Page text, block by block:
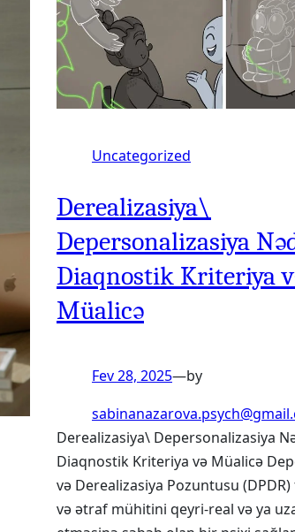
Uncategorized
Derealizasiya\
Depersonalizasiya
Diaqnostik Kriteriya
Müalicə
Fev 28, 2025—by
Derealizasiya\ Depersonalizasiya
Diaqnostik Kriteriya və Müalicə
və Derealizasiya Pozuntusu
və ətraf mühitini qeyri-real və ya